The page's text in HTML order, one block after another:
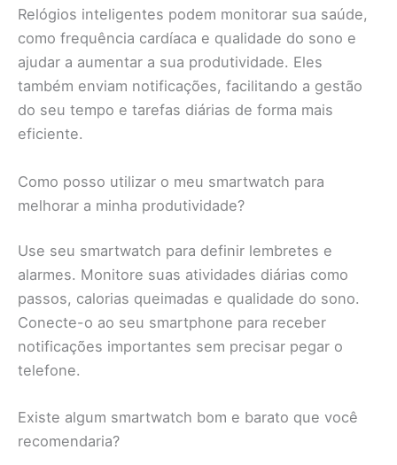
Relógios inteligentes podem monitorar sua saúde,
como frequência cardíaca e qualidade do sono e
ajudar a aumentar a sua produtividade. Eles
também enviam notificações, facilitando a gestão
do seu tempo e tarefas diárias de forma mais
eficiente.
Como posso utilizar o meu smartwatch para
melhorar a minha produtividade?
Use seu smartwatch para definir lembretes e
alarmes. Monitore suas atividades diárias como
passos, calorias queimadas e qualidade do sono.
Conecte-o ao seu smartphone para receber
notificações importantes sem precisar pegar o
telefone.
Existe algum smartwatch bom e barato que você
recomendaria?